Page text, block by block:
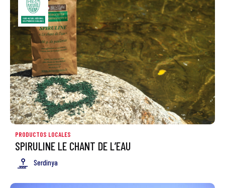
PRODUCTOS LOCALES
SPIRULINE LE CHANT DE L’EAU
Serdinya